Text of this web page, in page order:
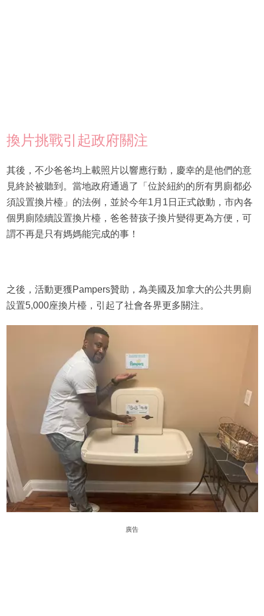
換片挑戰引起政府關注
其後，不少爸爸均上載照片以響應行動，慶幸的是他們的意
見終於被聽到。當地政府通過了「位於紐約的所有男廁都必
須設置換片檯」的法例，並於今年1月1日正式啟動，市內各
個男廁陸續設置換片檯，爸爸替孩子換片變得更為方便，可
謂不再是只有媽媽能完成的事！
之後，活動更獲Pampers贊助，為美國及加拿大的公共男廁
設置5,000座換片檯，引起了社會各界更多關注。
廣告